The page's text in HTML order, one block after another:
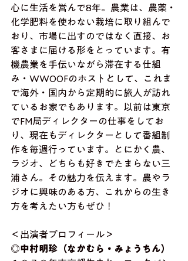
心に生活を営んで8年。農業は、農薬・
化学肥料を使わない栽培に取り組んで
おり、市場に出すのではなく直接、お
客さまに届ける形をとっています。有
機農業を手伝いながら滞在する仕組
み・WWOOFのホストとして、これま
で海外・国内から定期的に旅人が訪れ
ているお家でもあります。以前は東京
でFM局ディレクターの仕事をしてお
り、現在もディレクターとして番組制
作を毎週行っています。とにかく農、
ラジオ、どちらも好きでたまらない三
浦さん。その魅力を伝えます。農やラ
ジオに興味のある方、これからの生き
方を考えたい方もぜひ！
＜出演者プロフィール＞
◎中村明珍（なかむら・みょうちん）